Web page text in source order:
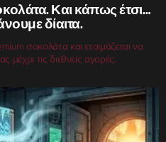
Και κάπως έτσι…
δίαιτα.
σοκολάτα και ετοιμάζεται να
τις διεθνείς αγορές.